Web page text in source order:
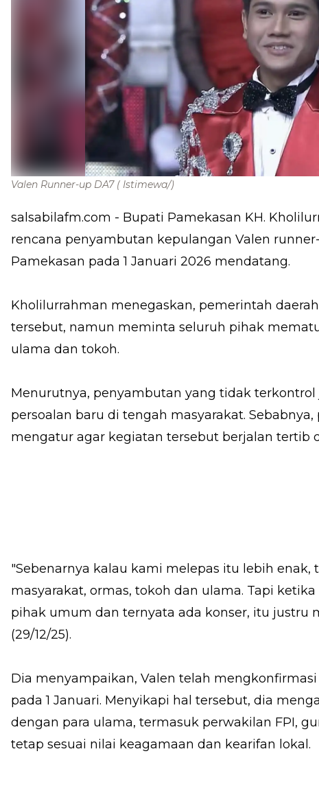
Valen Runner-up DA7 ( Istimewa/)
salsabilafm.com - Bupati Pamekasan KH.
rencana penyambutan kepulangan Valen
Pamekasan pada 1 Januari 2026 mendatang.
Kholilurrahman menegaskan, pemerintah
tersebut, namun meminta seluruh pihak
ulama dan tokoh.
Menurutnya, penyambutan yang tidak
persoalan baru di tengah masyarakat.
mengatur agar kegiatan tersebut berjalan tertib
"Sebenarnya kalau kami melepas itu lebih enak,
masyarakat, ormas, tokoh dan ulama. Tapi
pihak umum dan ternyata ada konser, itu justru
(29/12/25).
Dia menyampaikan, Valen telah
pada 1 Januari. Menyikapi hal tersebut, dia
dengan para ulama, termasuk perwakilan FPI,
tetap sesuai nilai keagamaan dan kearifan lokal.